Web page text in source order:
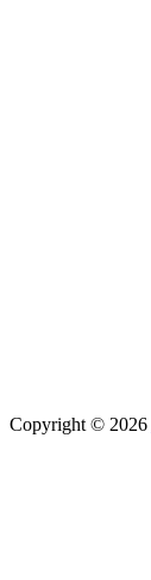
Copyright © 2026